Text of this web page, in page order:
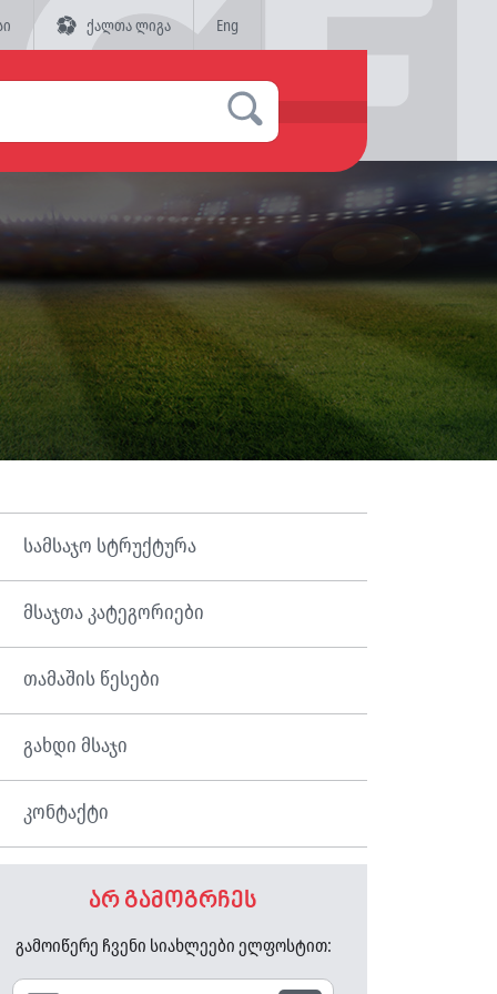
ქალთა ლიგა Eng
სამსაჯო სტრუქტურა
მსაჯთა კატეგორიები
თამაშის წესები
გახდი მსაჯი
კონტაქტი
არ გამოგრჩეს
გამოიწერე ჩვენი სიახლეები ელფოსტით: